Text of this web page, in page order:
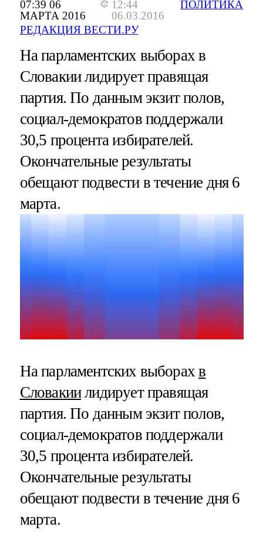
07:39 06
МАРТА 2016
12:44
06.03.2016
РЕДАКЦИЯ ВЕСТИ.РУ
ПОЛИТИКА
На парламентских выборах в
Словакии лидирует правящая
партия. По данным экзит полов,
социал-демократов поддержали
30,5 процента избирателей.
Окончательные результаты
обещают подвести в течение дня 6
марта.
На парламентских выборахв
Словакиилидирует правящая
партия. По данным экзит полов,
социал-демократов поддержали
30,5 процента избирателей.
Окончательные результаты
обещают подвести в течение дня 6
марта.